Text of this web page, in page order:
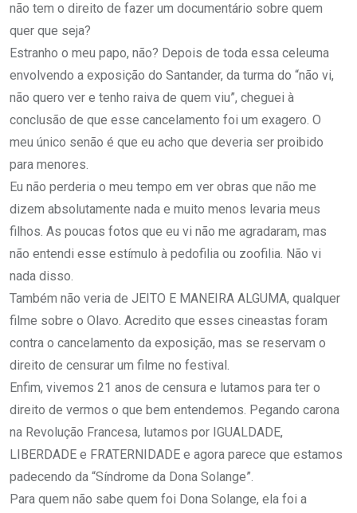
não tem o direito de fazer um documentário sobre quem
quer que seja?
Estranho o meu papo, não? Depois de toda essa celeuma
envolvendo a exposição do Santander, da turma do “não vi,
não quero ver e tenho raiva de quem viu”, cheguei à
conclusão de que esse cancelamento foi um exagero. O
meu único senão é que eu acho que deveria ser proibido
para menores.
Eu não perderia o meu tempo em ver obras que não me
dizem absolutamente nada e muito menos levaria meus
filhos. As poucas fotos que eu vi não me agradaram, mas
não entendi esse estímulo à pedofilia ou zoofilia. Não vi
nada disso.
Também não veria de JEITO E MANEIRA ALGUMA, qualquer
filme sobre o Olavo. Acredito que esses cineastas foram
contra o cancelamento da exposição, mas se reservam o
direito de censurar um filme no festival.
Enfim, vivemos 21 anos de censura e lutamos para ter o
direito de vermos o que bem entendemos. Pegando carona
na Revolução Francesa, lutamos por IGUALDADE,
LIBERDADE e FRATERNIDADE e agora parece que estamos
padecendo da “Síndrome da Dona Solange”.
Para quem não sabe quem foi Dona Solange, ela foi a